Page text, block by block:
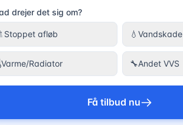
drejer det sig om?
Stoppet afløb 💧 Vandskade
Varme/Radiator 🔧Andet VVS
Få tilbud nu